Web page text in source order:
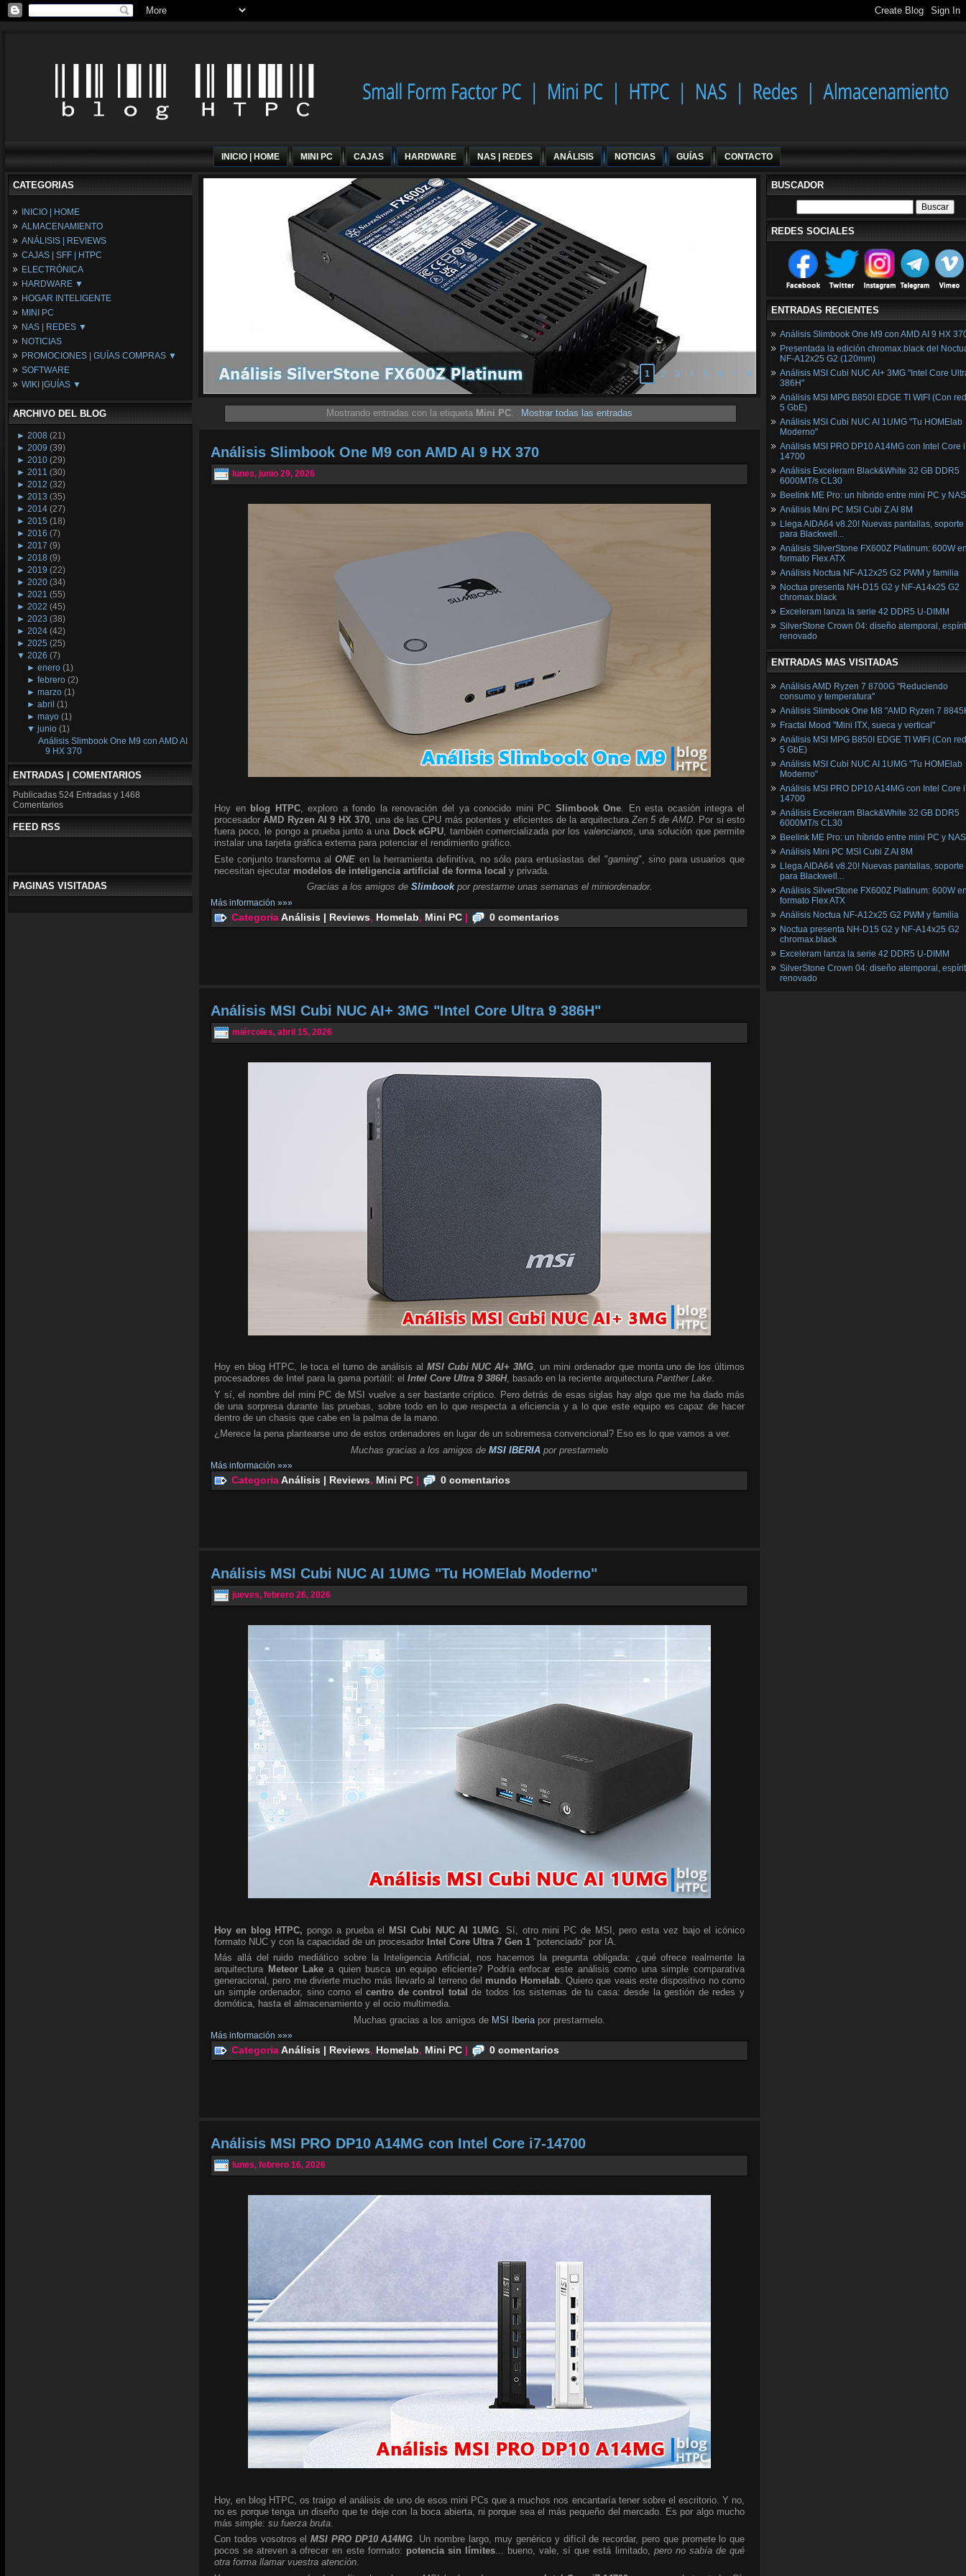
INICIO | HOME MINI PC CAJAS HARDWARE NAS | REDES ANÁLISIS NOTICIAS GUÍAS CONTACTO
CATEGORIAS
INICIO | HOME
ALMACENAMIENTO
ANÁLISIS | REVIEWS
CAJAS | SFF | HTPC
ELECTRÓNICA
HARDWARE ▼
Fuentes de Alimentación
Memória RAM
Placas Base
Procesadores
Periféricos
Refrigeración
Tarjetas Gráficas
HOGAR INTELIGENTE
MINI PC
NAS | REDES ▼
NAS
Espacio Synology
Redes
NOTICIAS
PROMOCIONES | GUÍAS COMPRAS ▼
Configuraciones Ordenadores
Guías de Compras
SOFTWARE
WIKI |GUÍAS ▼
Wikipedia
ARCHIVO DEL BLOG
► 2008 (21)
► 2009 (39)
► 2010 (29)
► 2011 (30)
► 2012 (32)
► 2013 (35)
► 2014 (27)
► 2015 (18)
► 2016 (7)
► 2017 (9)
► 2018 (9)
► 2019 (22)
► 2020 (34)
► 2021 (55)
► 2022 (45)
► 2023 (38)
► 2024 (42)
► 2025 (25)
▼ 2026 (7)
►enero (1)
►febrero (2)
►marzo (1)
►abril (1)
►mayo (1)
▼junio (1)
Análisis Slimbook One M9 con AMD AI
9 HX 370
ENTRADAS | COMENTARIOS
Publicadas 524 Entradas y 1468
Comentarios
FEED RSS
PAGINAS VISITADAS
1 2 3 4 5 6 7 8
Mostrando entradas con la etiqueta Mini PC Mostrar todas las entradas
Análisis Slimbook One M9 con AMD AI 9 HX 370
lunes, junio 29, 2026
Hoy en blog HTPC, exploro a fondo la renovación del ya conocido mini PC Slimbook One. En esta ocasión integra el
procesadorAMD Ryzen AI 9 HX 370, una de las CPU más potentes y eficientes de la arquitecturaZen 5 de AMD. Por si esto
fuera poco, le pongo a prueba junto a una Dock eGPU, también comercializada por los valencianos, una solución que permite
instalar una tarjeta gráfica externa para potenciar el rendimiento gráfico.
Este conjunto transforma alONE en la herramienta definitiva, no sólo para entusiastas del "gaming", sino para usuarios que
necesitan ejecutar modelos de inteligencia artificial de forma local y privada.
Gracias a los amigos de Slimbook por prestarme unas semanas el miniordenador.
Más información »»»
CategoriaAnálisis | Reviews, Homelab, Mini PC | 0 comentarios
Análisis MSI Cubi NUC AI+ 3MG "Intel Core Ultra 9 386H"
miércoles, abril 15, 2026
Hoy en blog HTPC, le toca el turno de análisis al MSI Cubi NUC AI+ 3MG, un mini ordenador que monta uno de los últimos
procesadores de Intel para la gama portátil: el Intel Core Ultra 9 386H, basado en la reciente arquitectura Panther Lake.
Y sí, el nombre del mini PC de MSI vuelve a ser bastante críptico. Pero detrás de esas siglas hay algo que me ha dado más
de una sorpresa durante las pruebas, sobre todo en lo que respecta a eficiencia y a lo que este equipo es capaz de hacer
dentro de un chasis que cabe en la palma de la mano.
¿Merece la pena plantearse uno de estos ordenadores en lugar de un sobremesa convencional? Eso es lo que vamos a ver.
Muchas gracias a los amigos de MSI IBERIA por prestarmelo
Más información »»»
CategoriaAnálisis | Reviews, Mini PC | 0 comentarios
Análisis MSI Cubi NUC AI 1UMG "Tu HOMElab Moderno"
jueves, febrero 26, 2026
Hoy en blog HTPC, pongo a prueba el MSI Cubi NUC AI 1UMG . Sí, otro mini PC de MSI, pero esta vez bajo el icónico
formato NUC y con la capacidad de un procesador Intel Core Ultra 7 Gen 1 "potenciado" por IA.
Más allá del ruido mediático sobre la Inteligencia Artificial, nos hacemos la pregunta obligada: ¿qué ofrece realmente la
arquitectura Meteor Lake a quien busca un equipo eficiente? Podría enfocar este análisis como una simple comparativa
generacional, pero me divierte mucho más llevarlo al terreno del mundo Homelab. Quiero que veais este dispositivo no como
un simple ordenador, sino como elcentro de control total de todos los sistemas de tu casa: desde la gestión de redes y
domótica, hasta el almacenamiento y el ocio multimedia.
Muchas gracias a los amigos de MSI Iberia por prestarmelo.
Más información »»»
CategoriaAnálisis | Reviews, Homelab, Mini PC | 0 comentarios
Análisis MSI PRO DP10 A14MG con Intel Core i7-14700
lunes, febrero 16, 2026
Hoy, en blog HTPC, os traigo el análisis de uno de esos mini PCs que a muchos nos encantaría tener sobre el escritorio. Y no,
no es porque tenga un diseño que te deje con la boca abierta, ni porque sea el más pequeño del mercado. Es por algo mucho
más simple: su fuerza bruta
Con todos vosotros elMSI PRO DP10 A14MG. Un nombre largo, muy genérico y difícil de recordar, pero que promete lo que
pocos se atreven a ofrecer en este formato: potencia sin límites... bueno, vale, sí que está limitado, pero no sabía de qué
otra forma llamar vuestra atención.
BUSCADOR
REDES SOCIALES
ENTRADAS RECIENTES
Análisis Slimbook One M9 con AMD AI 9 HX
Presentada la edición chromax.black del
NF‑A12x25 G2 (120mm)
Análisis MSI Cubi NUC AI+ 3MG "Intel Core
386H"
Análisis MSI MPG B850I EDGE TI WIFI (Con
5 GbE)
Análisis MSI Cubi NUC AI 1UMG "Tu HOMElab
Moderno"
Análisis MSI PRO DP10 A14MG con Intel Core
14700
Análisis Exceleram Black&White 32 GB DDR5
6000MT/s CL30
Beelink ME Pro: un híbrido entre mini PC y NAS
Análisis Mini PC MSI Cubi Z AI 8M
Llega AIDA64 v8.20! Nuevas pantallas, soporte
para Blackwell...
Análisis SilverStone FX600Z Platinum: 600W
formato Flex ATX
Análisis Noctua NF-A12x25 G2 PWM y familia
Noctua presenta NH-D15 G2 y NF-A14x25 G2
chromax.black
Exceleram lanza la serie 42 DDR5 U-DIMM
SilverStone Crown 04: diseño atemporal,
renovado
ENTRADAS MAS VISITADAS
Análisis AMD Ryzen 7 8700G "Reduciendo
consumo y temperatura"
Análisis Slimbook One M8 "AMD Ryzen 7
Fractal Mood "Mini ITX, sueca y vertical"
Análisis MSI MPG B850I EDGE TI WIFI (Con
5 GbE)
Análisis MSI Cubi NUC AI 1UMG "Tu HOMElab
Moderno"
Análisis MSI PRO DP10 A14MG con Intel Core
14700
Análisis Exceleram Black&White 32 GB DDR5
6000MT/s CL30
Beelink ME Pro: un híbrido entre mini PC y NAS
Análisis Mini PC MSI Cubi Z AI 8M
Llega AIDA64 v8.20! Nuevas pantallas, soporte
para Blackwell...
Análisis SilverStone FX600Z Platinum: 600W
formato Flex ATX
Análisis Noctua NF-A12x25 G2 PWM y familia
Noctua presenta NH-D15 G2 y NF-A14x25 G2
chromax.black
Exceleram lanza la serie 42 DDR5 U-DIMM
SilverStone Crown 04: diseño atemporal,
renovado